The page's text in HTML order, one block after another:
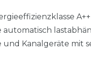
Kanalgeräte mit